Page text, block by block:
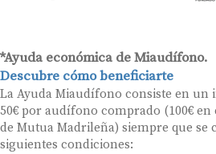
*Ayuda económica de Miaudífono.
Descubre cómo beneficiarte
La Ayuda Miaudífono consiste en un
50€ por audífono comprado (100€ en
de Mutua Madrileña) siempre que se
siguientes condiciones: